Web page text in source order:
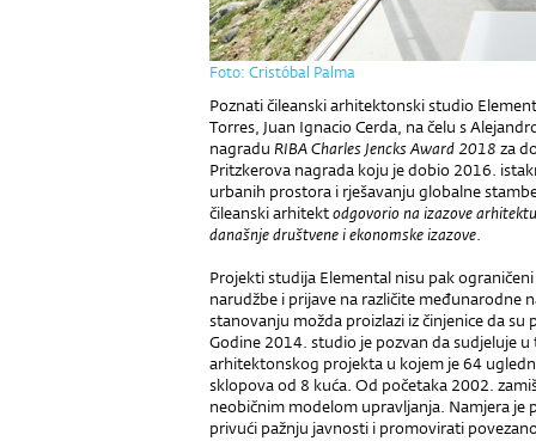
Foto: Cristóbal Palma
Poznati čileanski arhitektonski studio
Torres, Juan Ignacio Cerda, na čelu s
nagradu RIBA Charles Jencks Award 2018 za
Pritzkerova nagrada koju je dobio 2016.
urbanih prostora i rješavanju globalne
čileanski arhitektodgovorio na izazove
današnje društvene i ekonomske izazove.
Projekti studija Elemental nisu pak
narudžbe i prijave na različite međunarodne
stanovanju možda proizlazi iz činjenice da
Godine 2014. studio je pozvan da sudjeluje
arhitektonskog projekta u kojem je 64
sklopova od 8 kuća. Od početaka 2002.
neobičnim modelom upravljanja. Namjera
privući pažnju javnosti i promovirati